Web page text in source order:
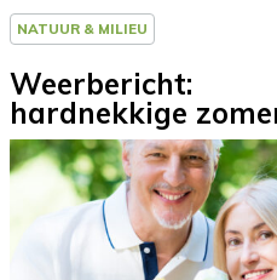
NATUUR & MILIEU
Weerbericht:
hardnekkige